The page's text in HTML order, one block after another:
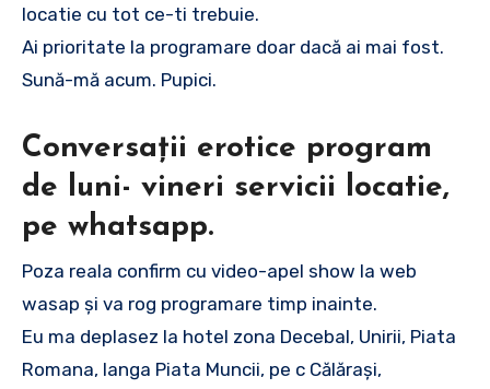
locatie cu tot ce-ti trebuie.
Ai prioritate la programare doar dacă ai mai fost.
Sună-mă acum. Pupici.
Conversații erotice program
de luni- vineri servicii locatie,
pe whatsapp.
Poza reala confirm cu video-apel show la web
wasap și va rog programare timp inainte.
Eu ma deplasez la hotel zona Decebal, Unirii, Piata
Romana, langa Piata Muncii, pe c Călărași,